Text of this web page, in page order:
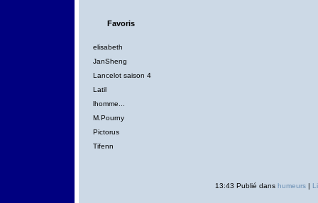
Favoris
elisabeth
JanSheng
Lancelot saison 4
Latil
lhomme...
M.Pourny
Pictorus
Tifenn
13:43 Publié dans humeurs|